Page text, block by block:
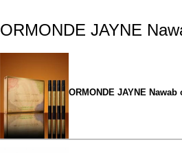
ORMONDE JAYNE
ORMONDE JAYNE